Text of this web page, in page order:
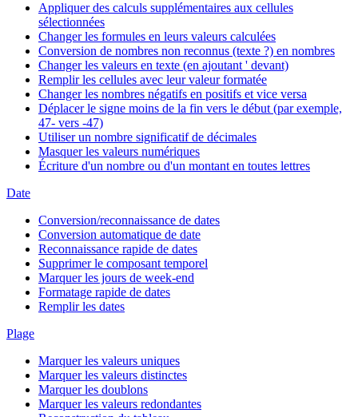
Appliquer des calculs supplémentaires aux cellules
sélectionnées
Changer les formules en leurs valeurs calculées
Conversion de nombres non reconnus (texte ?) en nombres
Changer les valeurs en texte (en ajoutant ' devant)
Remplir les cellules avec leur valeur formatée
Changer les nombres négatifs en positifs et vice versa
Déplacer le signe moins de la fin vers le début (par exemple,
47- vers -47)
Utiliser un nombre significatif de décimales
Masquer les valeurs numériques
Écriture d'un nombre ou d'un montant en toutes lettres
Date
Conversion/reconnaissance de dates
Conversion automatique de date
Reconnaissance rapide de dates
Supprimer le composant temporel
Marquer les jours de week-end
Formatage rapide de dates
Remplir les dates
Plage
Marquer les valeurs uniques
Marquer les valeurs distinctes
Marquer les doublons
Marquer les valeurs redondantes